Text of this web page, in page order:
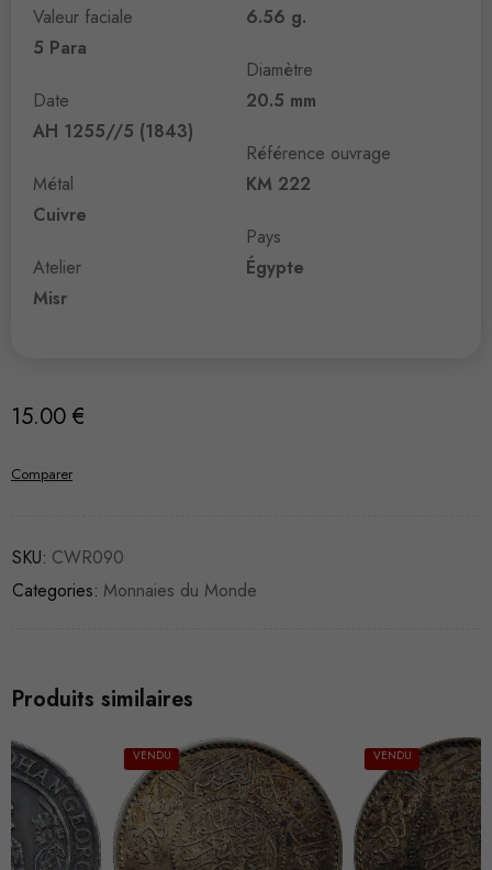
Valeur faciale
5 Para
Date
AH 1255//5 (1843)
Métal
Cuivre
Atelier
Misr
6.56 g.
Diamètre
20.5 mm
Référence ouvrage
KM 222
Pays
Égypte
15.00 €
Comparer
SKU: CWR090
Categories: Monnaies du Monde
Produits similaires
VENDU VENDU